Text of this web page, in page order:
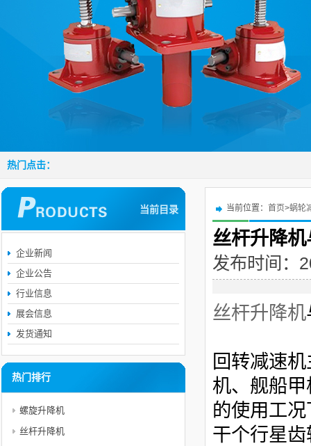
热门点击：
当前位置： 首页>蜗轮
丝杆升降
发布时间：
丝杆升降机
回转减速
机、舰船
的使用工
干个行星
当前目录
企业新闻
企业公告
行业信息
展会信息
发货通知
热门排行
螺旋升降机
丝杆升降机